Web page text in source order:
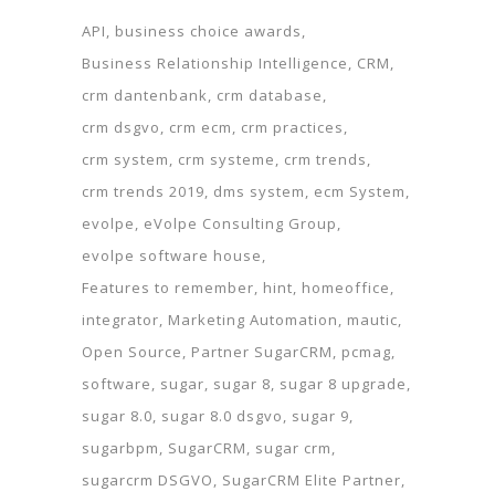
API
business choice awards
Business Relationship Intelligence
CRM
crm dantenbank crm database
crm dsgvo
crm ecm
crm practices
crm system
crm systeme
crm trends
crm trends 2019 dms system
ecm System
evolpe
eVolpe Consulting Group
evolpe software house
Features to remember hint homeoffice
integrator Marketing Automation
mautic
Open Source
Partner SugarCRM
pcmag
software
sugar sugar 8 sugar 8 upgrade
sugar 8.0 sugar 8.0 dsgvo
sugar 9
sugarbpm
SugarCRM
sugar crm
sugarcrm DSGVO
SugarCRM Elite Partner